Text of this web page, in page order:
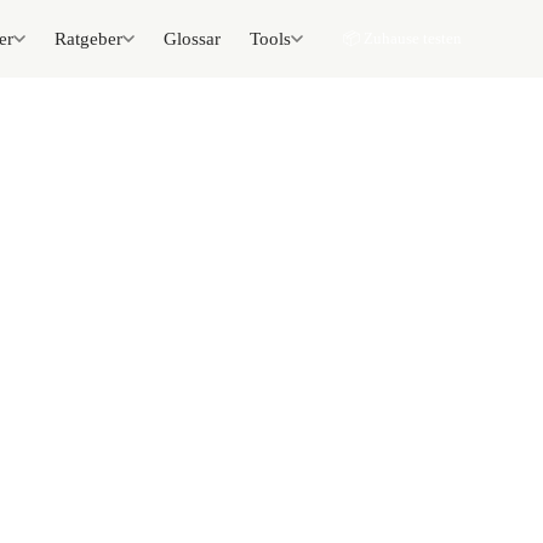
Ratgeber Glossar Tools